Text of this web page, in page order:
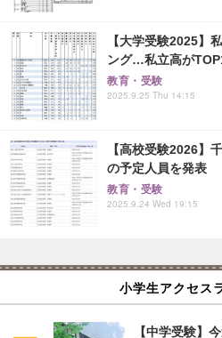
【大学受験2025】
ング…私立高が
教育・受験
2025.9.25 Thu 14:15
【高校受験2026】
の予定人員を発表
教育・受験
2025.9.24 Wed 19:15
小学生アクセス
【中学受験】